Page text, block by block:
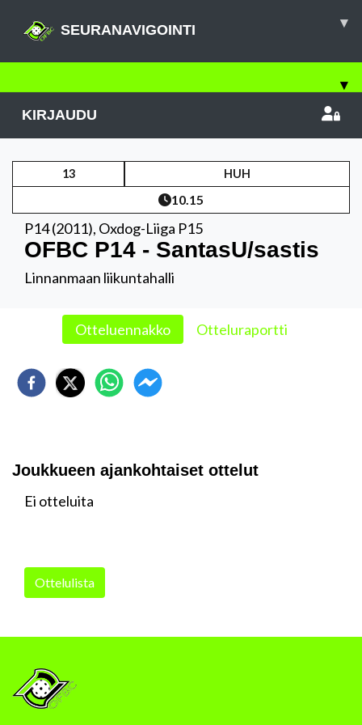
SEURANAVIGOINTI ▾
▾
KIRJAUDU
13 HUH
10.15
P14 (2011), Oxdog-Liiga P15
OFBC P14 - SantasU/sastis
Linnanmaan liikuntahalli
Otteluennakko Otteluraportti
Joukkueen ajankohtaiset ottelut
Ei otteluita
Ottelulista